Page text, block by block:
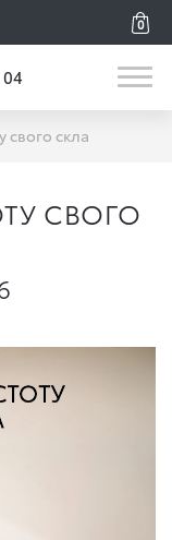
0
свого скла
СВОГО